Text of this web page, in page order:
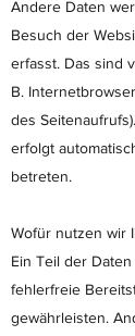
Andere Daten
Besuch der
erfasst. Das sind
B.
des
erfolgt
betreten.
Wofür nutzen wir
Ein Teil der
fehlerfreie
gewährleisten.